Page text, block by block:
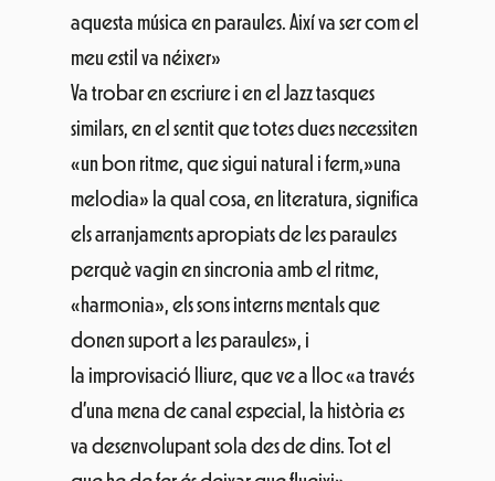
aquesta música en paraules. Així va ser com el
meu estil va néixer»
Va trobar en escriure i en el Jazz tasques
similars, en el sentit que totes dues necessiten
«un bon ritme, que sigui natural i ferm,»una
melodia» la qual cosa, en literatura, significa
els arranjaments apropiats de les paraules
perquè vagin en sincronia amb el ritme,
«harmonia», els sons interns mentals que
donen suport a les paraules», i
la improvisació lliure, que ve a lloc «a través
d’una mena de canal especial, la història es
va desenvolupant sola des de dins. Tot el